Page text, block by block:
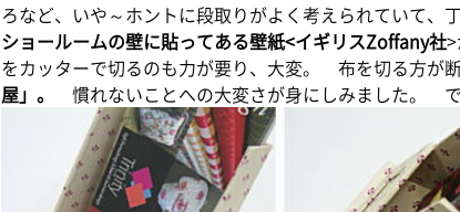
ろなど、いや～ホントに段取りがよく考えられていて
ショールームの壁に貼ってある壁紙<イギリスZoffany社
をカッターで切るのも力が要り、大変。 布を切る方が
屋」。 慣れないことへの大変さが身にしみました。